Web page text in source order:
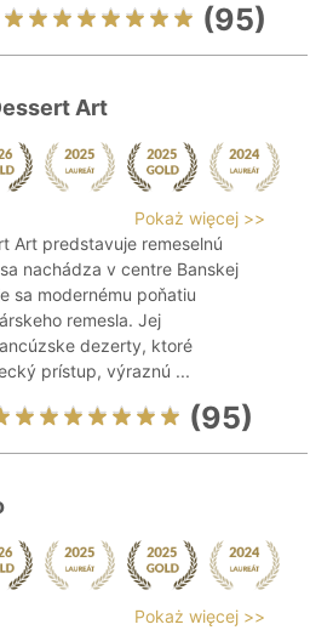
(95)
Art
Pokaż więcej >>
Art predstavuje remeselnú
nachádza v centre Banskej
sa modernému poňatiu
remesla. Jej
dezerty, ktoré
prístup, výraznú ...
(95)
Pokaż więcej >>